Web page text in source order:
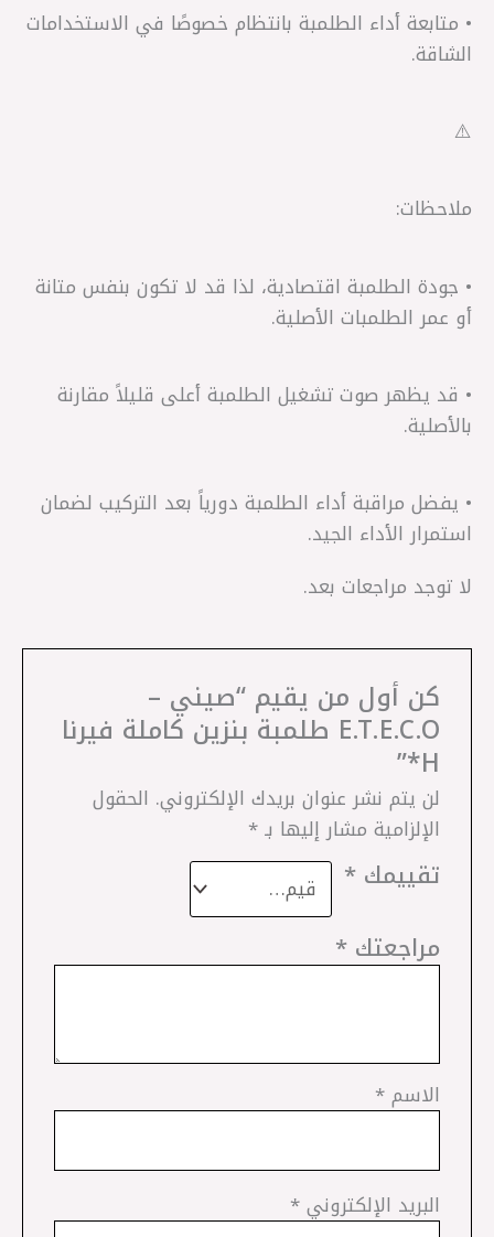
• متابعة أداء الطلمبة بانتظام خصوصًا في الاستخدامات
الشاقة.
⚠️
ملاحظات:
• جودة الطلمبة اقتصادية، لذا قد لا تكون بنفس متانة
أو عمر الطلمبات الأصلية.
• قد يظهر صوت تشغيل الطلمبة أعلى قليلاً مقارنة
بالأصلية.
• يفضل مراقبة أداء الطلمبة دورياً بعد التركيب لضمان
استمرار الأداء الجيد.
لا توجد مراجعات بعد.
كن أول من يقيم “صيني –
E.T.E.C.O طلمبة بنزين كاملة فيرنا
H*”
لن يتم نشر عنوان بريدك الإلكتروني. الحقول
الإلزامية مشار إليها بـ*
تقييمك*
مراجعتك*
الاسم*
البريد الإلكتروني*